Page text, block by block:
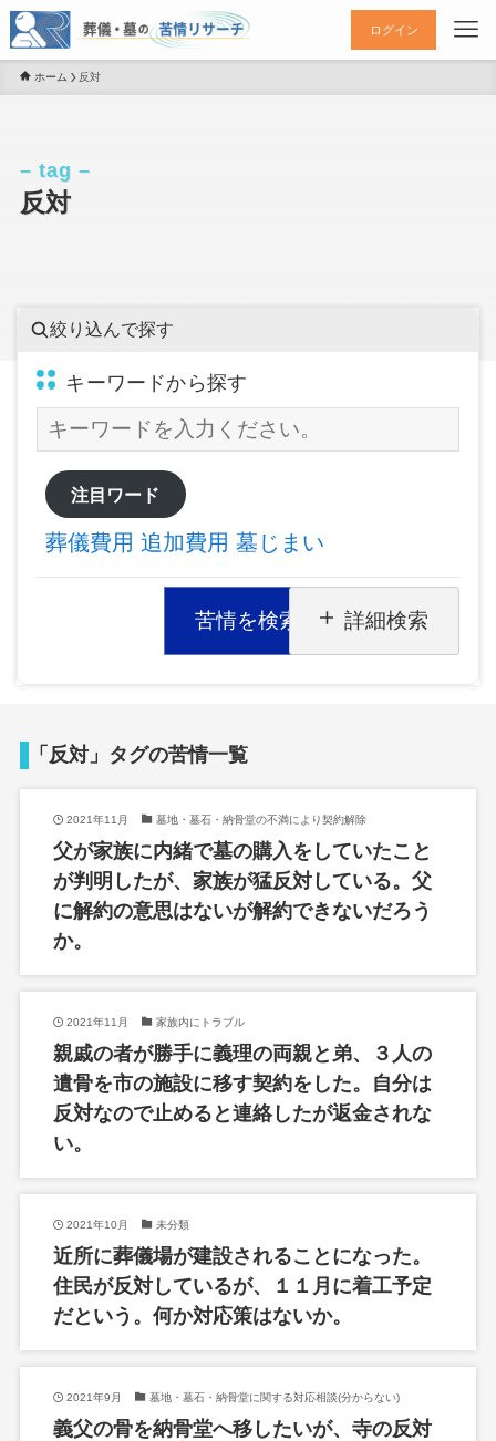
ログイン
ホーム 反対
反対
– tag –
絞り込んで探す
キーワードから探す
注目ワード
葬儀費用 追加費用 墓じまい
苦情を検索 詳細検索
「反対」タグの苦情一覧
2021年11月 墓地・墓石・納骨堂の不満により契約解除
父が家族に内緒で墓の購入をしていたこと
が判明したが、家族が猛反対している。父
に解約の意思はないが解約できないだろう
か。
2021年11月 家族内にトラブル
親戚の者が勝手に義理の両親と弟、３人の
遺骨を市の施設に移す契約をした。自分は
反対なので止めると連絡したが返金されな
い。
2021年10月 未分類
近所に葬儀場が建設されることになった。
住民が反対しているが、１１月に着工予定
だという。何か対応策はないか。
2021年9月 墓地・墓石・納骨堂に関する対応相談(分からない)
義父の骨を納骨堂へ移したいが、寺の反対